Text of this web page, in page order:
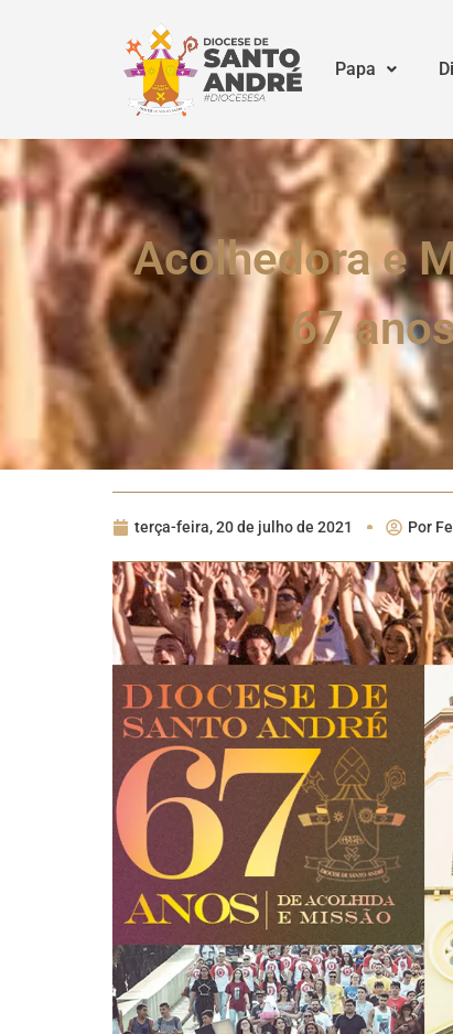
Papa
Acolhedora e
67
terça-feira, 20 de julho de 2021 Por